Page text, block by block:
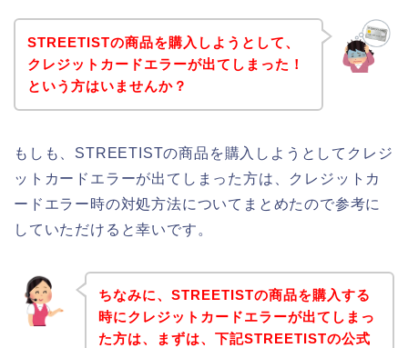
STREETISTの商品を購入しようとして、
クレジットカードエラーが出てしまった！
という方はいませんか？
もしも、STREETISTの商品を購入しようとしてクレジ
ットカードエラーが出てしまった方は、クレジットカ
ードエラー時の対処方法についてまとめたので参考に
していただけると幸いです。
ちなみに、STREETISTの商品を購入する
時にクレジットカードエラーが出てしまっ
た方は、まずは、下記STREETISTの公式